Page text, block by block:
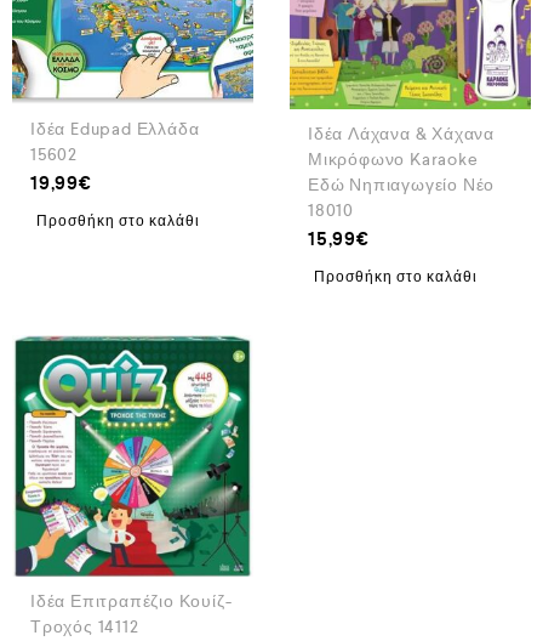
Ιδέα Edupad Ελλάδα
15602
19,99€
Προσθήκη στο καλάθι
Ιδέα Λάχανα & Χάχανα
Μικρόφωνο Karaoke
Εδώ Νηπιαγωγείο Νέο
18010
15,99€
Προσθήκη στο καλάθι
Ιδέα Επιτραπέζιο Κουίζ-
Τροχός 14112